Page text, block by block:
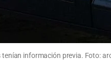
información previa. Foto: